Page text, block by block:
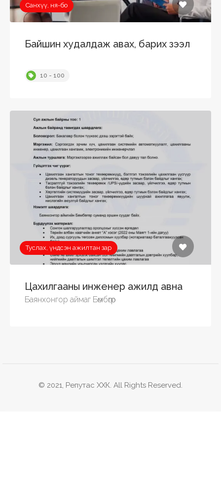
Санхүү, ня-бо
Байшин худалдаж авах, барих зээл
10 - 100
Туслах, үндсэн ажилтан зар
Цахилгааны инженер ажилд авна
Баянхонгор аймаг Бөмбөгөр
© 2021, Репутас ХХК. All Rights Reserved.